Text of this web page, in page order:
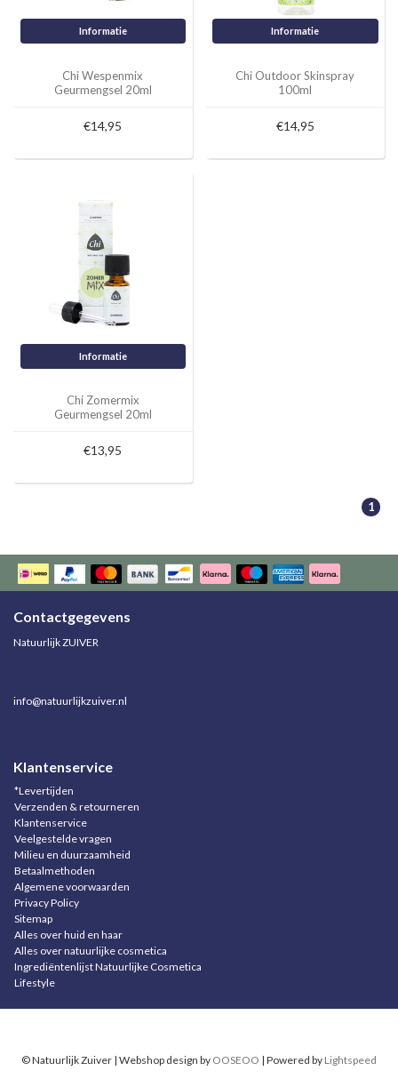
Informatie
Chi Wespenmix
Geurmengsel 20ml
€14,95
Informatie
Chi Outdoor Skinspray
100ml
€14,95
Informatie
Chi Zomermix
Geurmengsel 20ml
€13,95
1
Contactgegevens
Natuurlijk ZUIVER
info@natuurlijkzuiver.nl
Klantenservice
*Levertijden
Verzenden & retourneren
Klantenservice
Veelgestelde vragen
Milieu en duurzaamheid
Betaalmethoden
Algemene voorwaarden
Privacy Policy
Sitemap
Alles over huid en haar
Alles over natuurlijke cosmetica
Ingrediëntenlijst Natuurlijke Cosmetica
Lifestyle
© Natuurlijk Zuiver | Webshop design by OOSEOO | Powered by Lightspeed